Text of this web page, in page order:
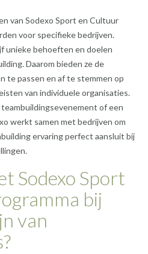
van Sodexo Sport en Cultuur
voor specifieke bedrijven.
unieke behoeften en doelen
Daarom bieden ze de
te passen en af te stemmen op
van individuele organisaties.
of een
werkt samen met bedrijven om
ervaring perfect aansluit bij
Sodexo Sport
bij
van